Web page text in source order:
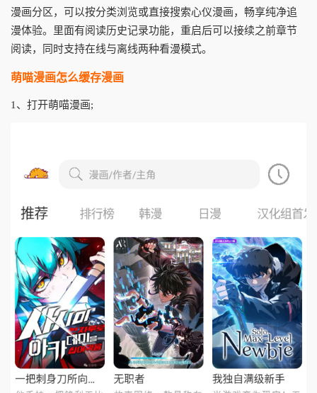
漫画分区，可以按分类浏览或直接搜索心仪漫画，畅享纯净追
漫体验。里面有阅读历史记录功能，重启后可以接续之前章节
阅读，同时支持在线与离线两种看漫模式。
萌喵漫画怎么缓存漫画
1、打开萌喵漫画;